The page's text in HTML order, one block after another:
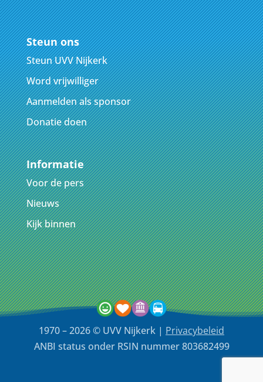
Steun ons
Steun UVV Nijkerk
Word vrijwilliger
Aanmelden als sponsor
Donatie doen
Informatie
Voor de pers
Nieuws
Kijk binnen
1970 – 2026 © UVV Nijkerk | Privacybeleid
ANBI status onder RSIN nummer 803682499